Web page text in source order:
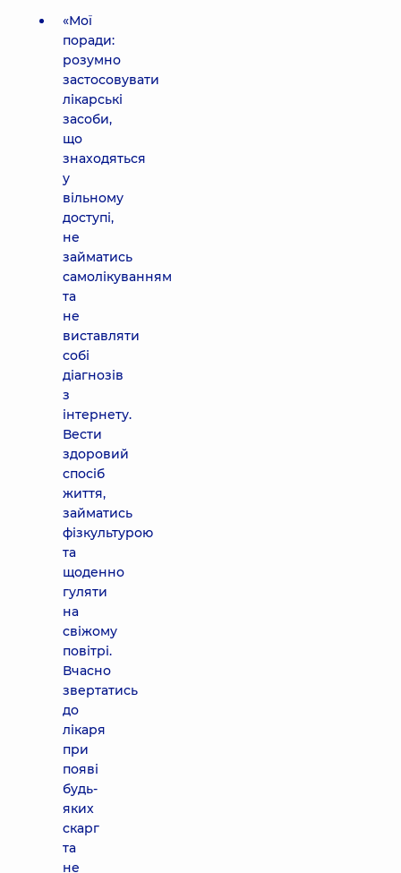
«Мої
поради:
розумно
застосовувати
лікарські
засоби,
що
знаходяться
у
вільному
доступі,
не
займатись
самолікуванням
та
не
виставляти
собі
діагнозів
з
інтернету.
Вести
здоровий
спосіб
життя,
займатись
фізкультурою
та
щоденно
гуляти
на
свіжому
повітрі.
Вчасно
звертатись
до
лікаря
при
появі
будь-
яких
скарг
та
не